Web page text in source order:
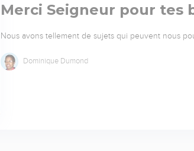
Merci Seigneur pour tes
Nous avons tellement de sujets qui peuvent nous
Dominique Dumond